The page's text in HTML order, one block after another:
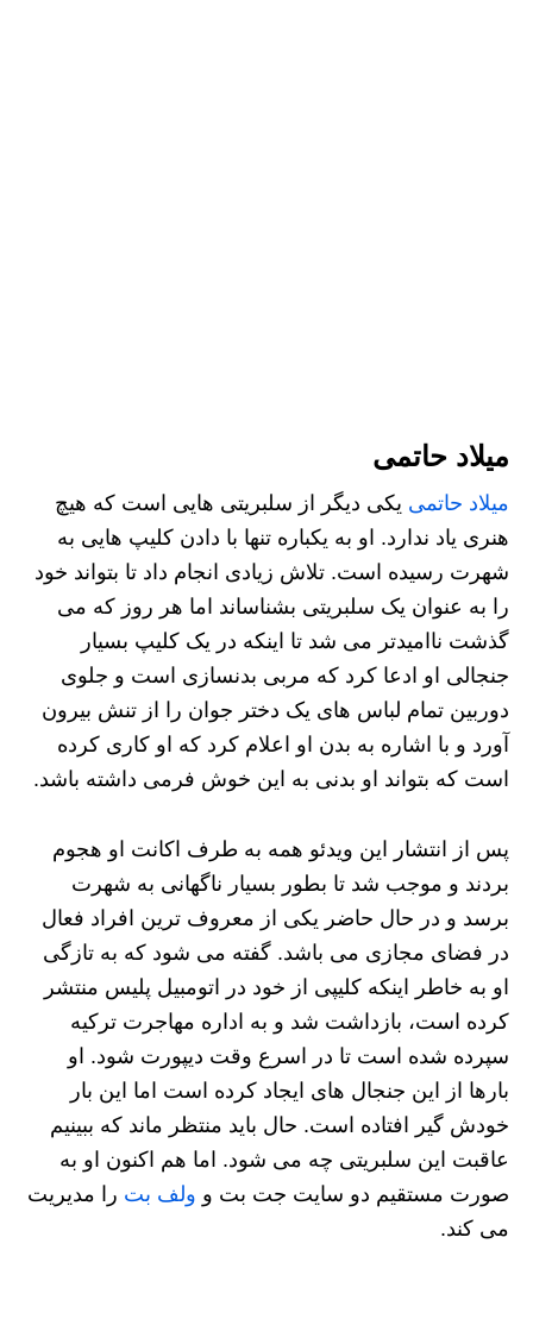
میلاد حاتمی
میلاد حاتمی یکی دیگر از سلبریتی هایی است که هیچ
هنری یاد ندارد. او به یکباره تنها با دادن کلیپ هایی به
شهرت رسیده است. تلاش زیادی انجام داد تا بتواند خود
را به عنوان یک سلبریتی بشناساند اما هر روز که می
گذشت ناامیدتر می شد تا اینکه در یک کلیپ بسیار
جنجالی او ادعا کرد که مربی بدنسازی است و جلوی
دوربین تمام لباس های یک دختر جوان را از تنش بیرون
آورد و با اشاره به بدن او اعلام کرد که او کاری کرده
است که بتواند او بدنی به این خوش فرمی داشته باشد.
پس از انتشار این ویدئو همه به طرف اکانت او هجوم
بردند و موجب شد تا بطور بسیار ناگهانی به شهرت
برسد و در حال حاضر یکی از معروف ترین افراد فعال
در فضای مجازی می باشد. گفته می شود که به تازگی
او به خاطر اینکه کلیپی از خود در اتومبیل پلیس منتشر
کرده است، بازداشت شد و به اداره مهاجرت ترکیه
سپرده شده است تا در اسرع وقت دیپورت شود. او
بارها از این جنجال های ایجاد کرده است اما این بار
خودش گیر افتاده است. حال باید منتظر ماند که ببینیم
عاقبت این سلبریتی چه می شود. اما هم اکنون او به
صورت مستقیم دو سایت جت بت و ولف بت را مدیریت
می کند.